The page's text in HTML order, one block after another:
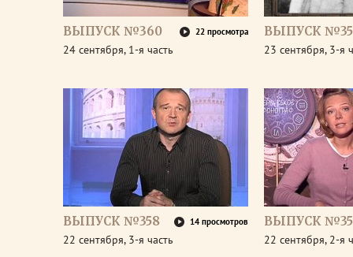
ВЫПУСК №360 22 просмотра
24 сентября, 1-я часть
ВЫПУСК
23 сентября, 3-я
ВЫПУСК №358 14 просмотров
22 сентября, 3-я часть
ВЫПУСК
22 сентября, 2-я